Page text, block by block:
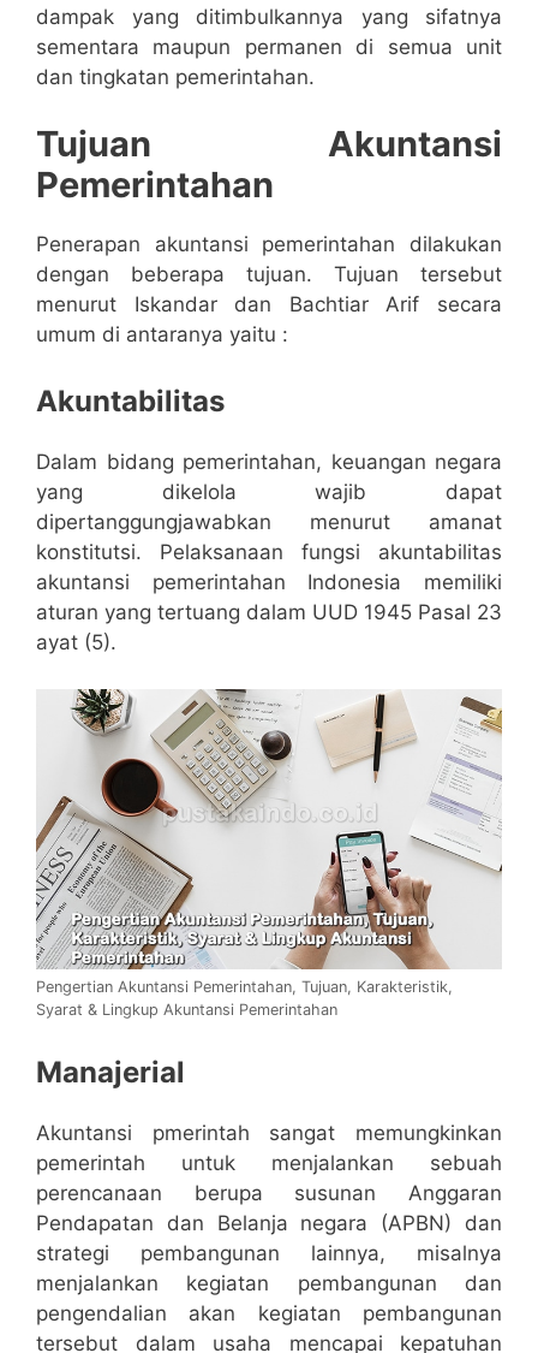
dampak yang ditimbulkannya yang sifatnya
sementara maupun permanen di semua unit
dan tingkatan pemerintahan.
Tujuan Akuntansi
Pemerintahan
Penerapan akuntansi pemerintahan dilakukan
dengan beberapa tujuan. Tujuan tersebut
menurut Iskandar dan Bachtiar Arif secara
umum di antaranya yaitu :
Akuntabilitas
Dalam bidang pemerintahan, keuangan negara
yang dikelola wajib dapat
dipertanggungjawabkan menurut amanat
konstitutsi. Pelaksanaan fungsi akuntabilitas
akuntansi pemerintahan Indonesia memiliki
aturan yang tertuang dalam UUD 1945 Pasal 23
ayat (5).
Pengertian Akuntansi Pemerintahan, Tujuan, Karakteristik,
Syarat & Lingkup Akuntansi Pemerintahan
Manajerial
Akuntansi pmerintah sangat memungkinkan
pemerintah untuk menjalankan sebuah
perencanaan berupa susunan Anggaran
Pendapatan dan Belanja negara (APBN) dan
strategi pembangunan lainnya, misalnya
menjalankan kegiatan pembangunan dan
pengendalian akan kegiatan pembangunan
tersebut dalam usaha mencapai kepatuhan